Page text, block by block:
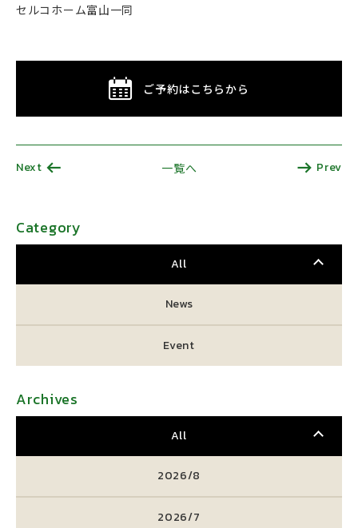
セルコホーム富山一同
ご予約はこちらから
Next 一覧へ Prev
Category
All
News
Event
Archives
All
2026/8
2026/7